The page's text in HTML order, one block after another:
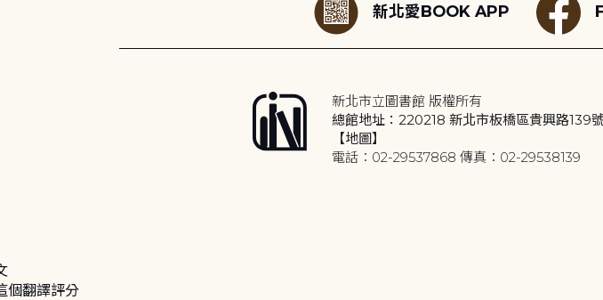
新北愛BOOK APP
新北市立圖書館 版權所有
總館地址：220218 新北市板橋區貴興路139
【地圖】
電話：02-29537868 傳真：02-29538139
個翻譯評分